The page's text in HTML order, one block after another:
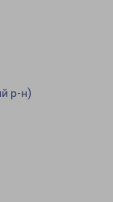
р-н)